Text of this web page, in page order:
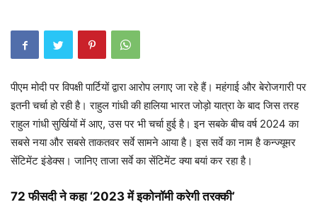
पीएम मोदी पर विपक्षी पार्टियों द्वारा आरोप लगाए जा रहे हैं। महंगाई और बेरोजगारी पर
इतनी चर्चा हो रही है। राहुल गांधी की हालिया भारत जोड़ो यात्रा के बाद जिस तरह
राहुल गांधी सुर्खियों में आए, उस पर भी चर्चा हुई है। इन सबके बीच वर्ष 2024 का
सबसे नया और सबसे ताकतवर सर्वे सामने आया है। इस सर्वे का नाम है कन्ज्यूमर
सेंटिमेंट इंडेक्स। जानिए ताजा सर्वे का सेंटिमेंट क्या बयां कर रहा है।
72 फीसदी ने कहा ‘2023 में इकोनॉमी करेगी तरक्की’